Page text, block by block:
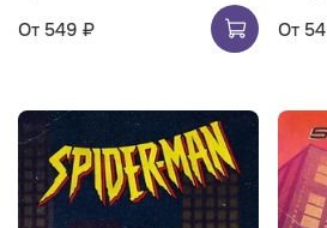
От 549 ₽
От